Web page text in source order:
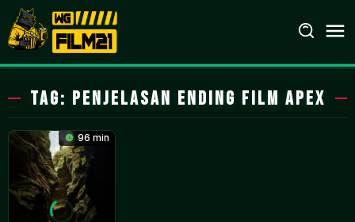
Loncat
ke
konten
Tag: penjelasan ending film Apex
96 min